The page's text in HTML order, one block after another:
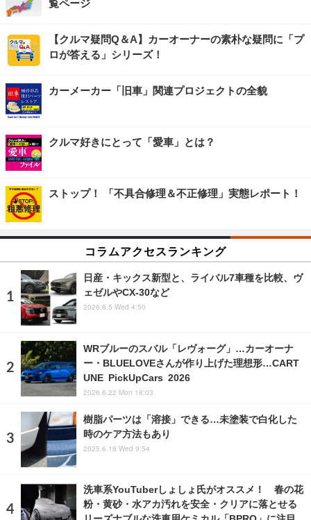
覧ページ
【クルマ疑問Q＆A】カーオーナーの素朴な疑問に「プ
ロが答える」シリーズ！
カーメーカー「旧車」関連プロジェクトの全貌
クルマ好きにとって「愛車」とは？
ストップ！ 「不具合修理＆不正修理」実態レポート！
コラムアクセスランキング
日産・キックス新型と、ライバル7車種を比較、ヴ
ェゼルやCX-30など
2026.8.5 Wed 4:50
WRブルーのスバル「レヴォーグ」…カーオーナ
ー・BLUELOVEさんが作り上げた理想形…CART
UNE PickUpCars 2026
2026.6.22 Mon 18:03
樹脂パーツは「溶接」できる…未塗装で白化した
時のケア方法もあり
2025.6.18 Wed 9:54
洗車系YouTuberしょしょ氏がオススメ！ 春の花
粉・黄砂・水アカ汚れを安全・クリアに落とせる